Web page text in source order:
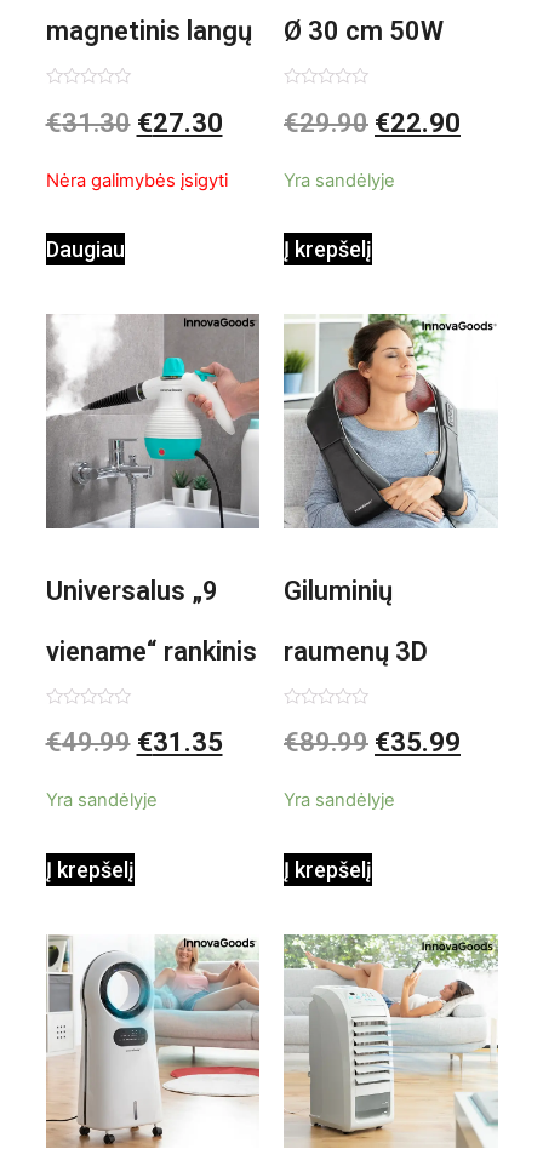
magnetinis langų
valiklis Klinmag
0
iš
€31.30 €27.30
Nėra galimybės įsigyti
Daugiau
Ø 30 cm 50W
Baltai pilkas
0
iš
€29.90 €22.90
Yra sandėlyje
Į krepšelį
Universalus „9
viename“ rankinis
garintuvas su
0,35 L 3 Bar
1000W
0
iš
€49.99 €31.35
Yra sandėlyje
Į krepšelį
Giluminių
raumenų 3D
elektrinis
Shiatsu
0
iš
€89.99 €35.99
Yra sandėlyje
Į krepšelį